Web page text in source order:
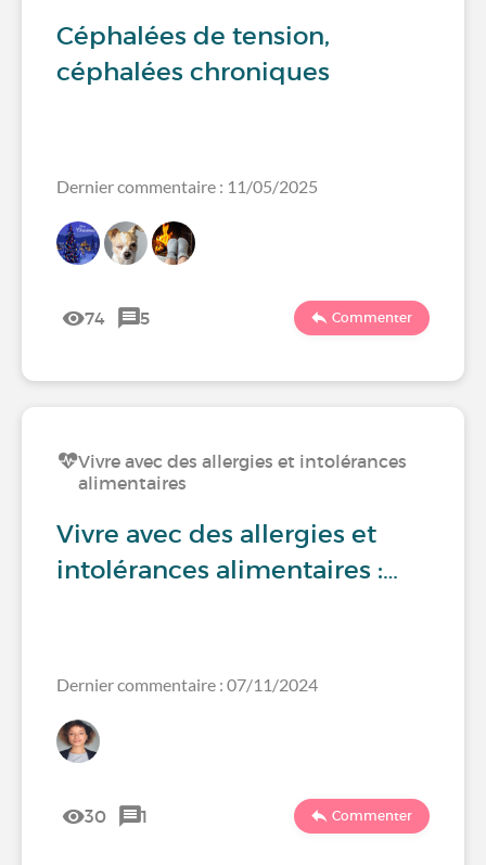
Céphalées de tension,
céphalées chroniques
Dernier commentaire : 11/05/2025
74 5 Commenter
Vivre avec des allergies et intolérances
alimentaires
Vivre avec des allergies et
intolérances alimentaires :…
Dernier commentaire : 07/11/2024
30 1 Commenter